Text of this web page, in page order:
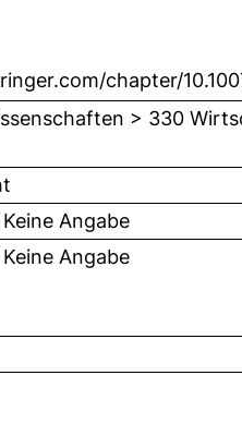
chapter/
> 330
Angabe
Angabe